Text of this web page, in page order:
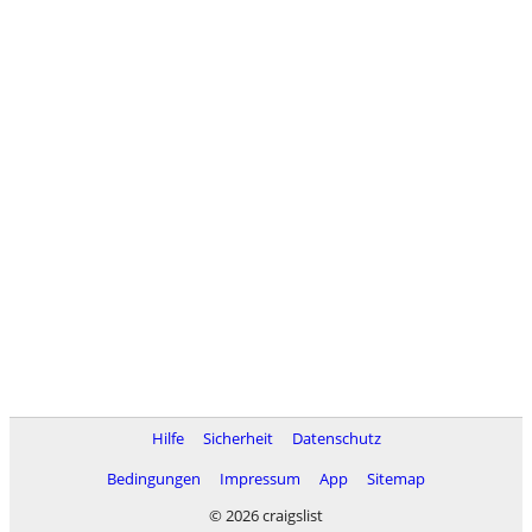
Hilfe Sicherheit
Datenschutz
Bedingungen
Impressum App
Sitemap
© 2026 craigslist